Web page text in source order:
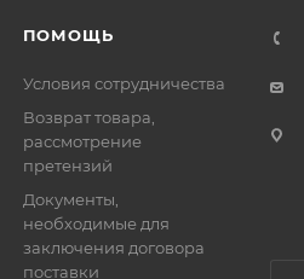
ПОМОЩЬ
Условия сотрудничества
Возврат товара,
рассмотрение
претензий
Документы,
необходимые для
заключения договора
поставки